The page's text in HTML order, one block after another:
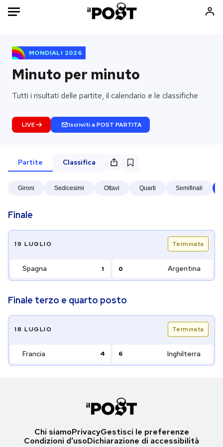
HOME
Mondo
Politica
Tecnologia
Scienza
Sport
Libri
Consumismi
Storie/Idee
Media
I MIEI PREFERITI
AREA PERSONALE
MONDIALI 2026
Minuto per minuto
Tutti i risultati delle partite, il calendario e le classifiche
LIVE Iscriviti a POST PARTITA
Partite Classifica
Gironi Sedicesimi Ottavi Quarti Semifinali
Finale
Spagna - Argentina
19 LUGLIO Terminata
Spagna 1 Argentina
0
Finale terzo e quarto posto
18 LUGLIO Terminata
Francia 4 Inghilterra
6
Chi siamoPrivacyGestisci le preferenze
Condizioni d'usoDichiarazione di accessibilità